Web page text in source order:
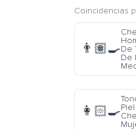
Coincidencias
👨🏽‍🍳De
De
👩🏻‍🍳